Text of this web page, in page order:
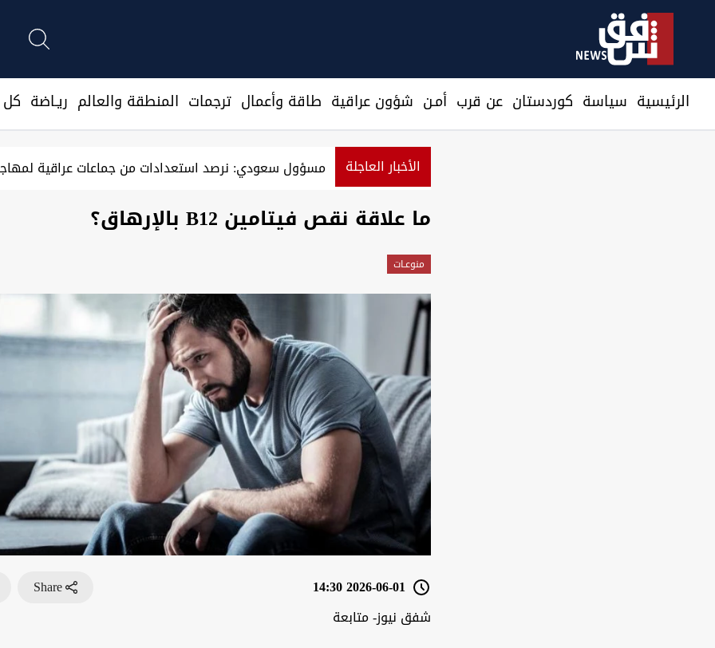
الرئيسية سیاسة كوردستان عن قرب أمـن شؤون عراقية طاقة وأعمال ترجمات المنطقة والعالم ريـاضة كل
الأخبار العاجلة مسؤول سعودي: نرصد استعدادات من جماعات عراقية
ما علاقة نقص فيتامين B12 بالإرهاق؟
منوعـات
2026-06-01 14:30
Share
شفق نيوز- متابعة